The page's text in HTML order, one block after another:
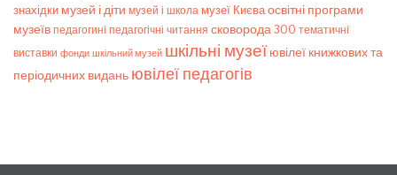
знахідки музей і діти музей і школа музеї Києваосвітні програми
музеїв педагогині педагогічні читання сковорода 300 тематичні
виставки фонди шкільний музей шкільні музеї ювілеї книжкових та
періодичних видань ювілеї педагогів